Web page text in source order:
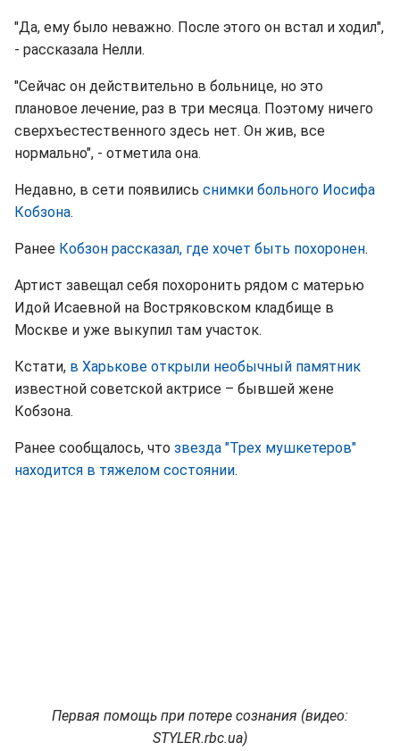
"Да, ему было неважно. После этого он встал и ходил",
- рассказала Нелли.
"Сейчас он действительно в больнице, но это
плановое лечение, раз в три месяца. Поэтому ничего
сверхъестественного здесь нет. Он жив, все
нормально", - отметила она.
Недавно, в сети появились снимки больного Иосифа
Кобзона.
Ранее Кобзон рассказал, где хочет быть похоронен.
Артист завещал себя похоронить рядом с матерью
Идой Исаевной на Востряковском кладбище в
Москве и уже выкупил там участок.
Кстати, в Харькове открыли необычный памятник
известной советской актрисе – бывшей жене
Кобзона.
Ранее сообщалось, что звезда "Трех мушкетеров"
находится в тяжелом состоянии.
Первая помощь при потере сознания (видео:
STYLER.rbc.ua)